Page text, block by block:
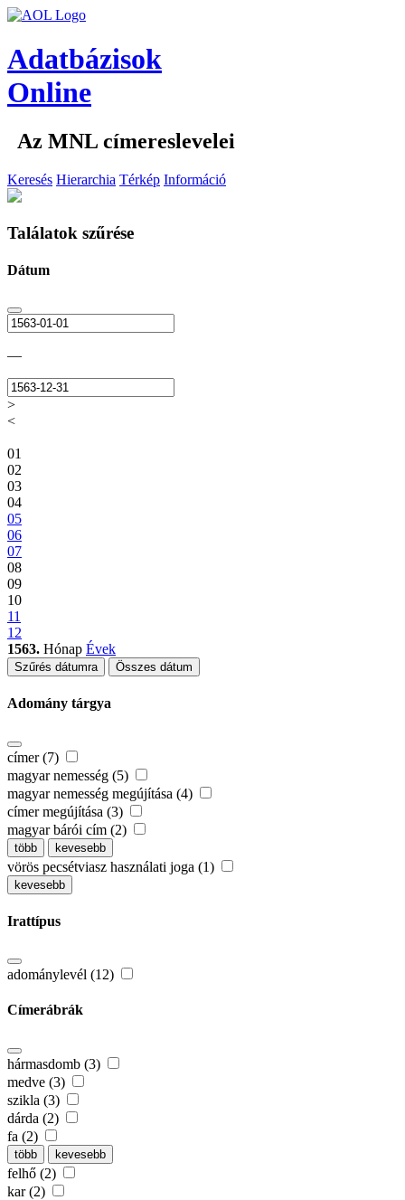
Adatbázisok
Online
Az MNL címereslevelei
Keresés Hierarchia Térkép Információ
Találatok szűrése
Dátum
—
>
<
01
02
03
04
05
06
07
08
09
10
11
12
1563. Hónap Évek
Szűrés dátumra Összes dátum
Adomány tárgya
címer (7)
magyar nemesség (5)
magyar nemesség megújítása (4)
címer megújítása (3)
magyar bárói cím (2)
több kevesebb
vörös pecsétviasz használati joga (1)
kevesebb
Irattípus
adománylevél (12)
Címerábrák
hármasdomb (3)
medve (3)
szikla (3)
dárda (2)
fa (2)
több kevesebb
felhő (2)
kar (2)